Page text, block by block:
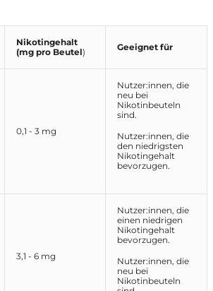
Nikotingehalt
(mg pro Beutel) Geeignet für
0,1 - 3 mg
Nutzer:innen, die
neu bei
Nikotinbeuteln
sind.
Nutzer:innen, die
den niedrigsten
Nikotingehalt
bevorzugen.
3,1 - 6 mg
Nutzer:innen, die
einen niedrigen
Nikotingehalt
bevorzugen.
Nutzer:innen, die
neu bei
Nikotinbeuteln